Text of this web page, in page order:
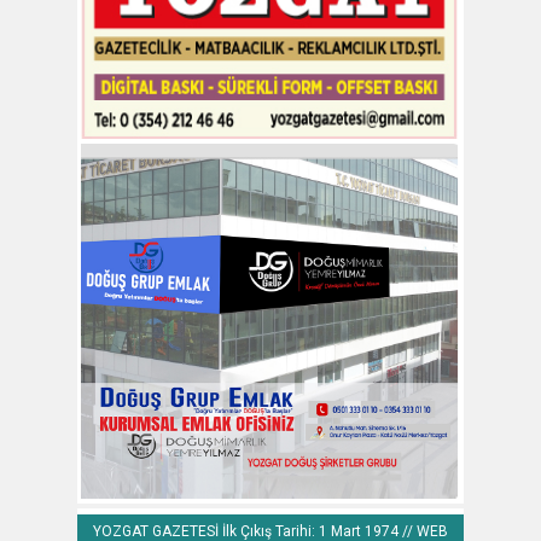
YOZGAT GAZETESİ İlk Çıkış Tarihi: 1 Mart 1974 // WEB